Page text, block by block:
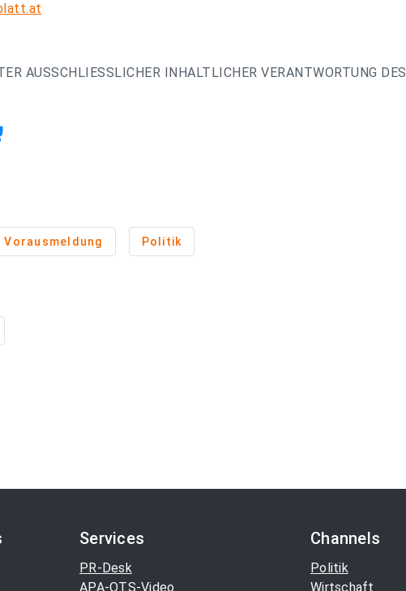
AUSSCHLIESSLICHER INHALTLICHER VERANTWORTUNG DES
Vorausmeldung Politik
Services
PR-Desk
APA-OTS-Video
Channels
Politik
Wirtschaft